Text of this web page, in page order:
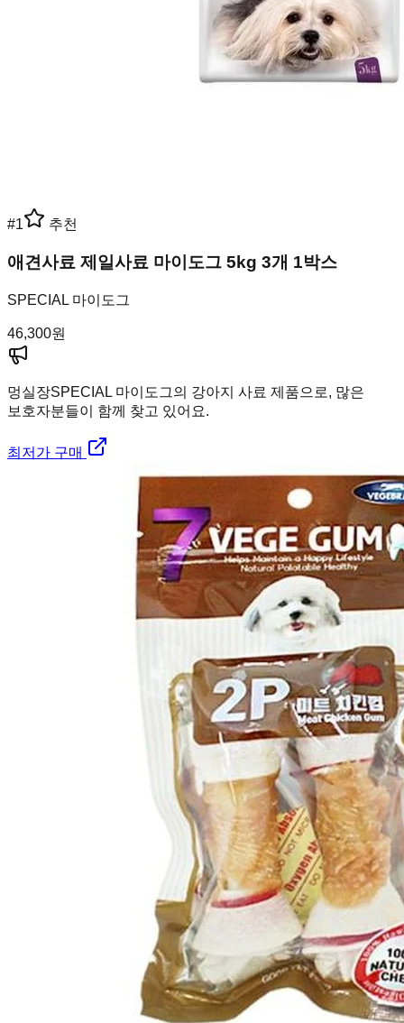
#1 추천
애견사료 제일사료 마이도그 5kg 3개 1박스
SPECIAL 마이도그
46,300원
멍실장SPECIAL 마이도그의 강아지 사료 제품으로, 많은
보호자분들이 함께 찾고 있어요.
최저가 구매